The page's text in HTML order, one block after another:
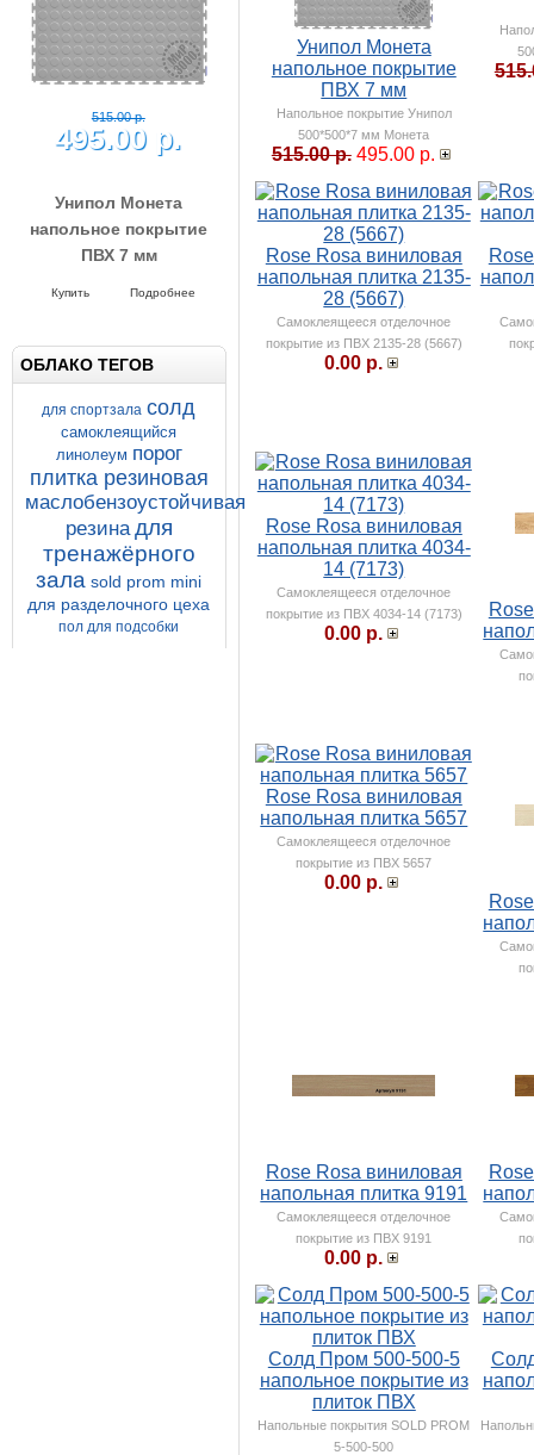
515.00 р.
495.00 р.
Унипол Монета
напольное покрытие
ПВХ 7 мм
500*500*7 мм Монета
Купить Подробнее
ОБЛАКО ТЕГОВ
для спортзала cолд
самоклеящийся
линолеум порог
плитка резиновая
маслобензоустойчивая
резина для
тренажёрного
зала sold prom mini
для разделочного цеха
пол для подсобки
Унипол Монета
напольное покрытие
ПВХ 7 мм
Напольное покрытие Унипол
500*500*7 мм Монета
515.00 р. 495.00 р.
Rose Rosa виниловая
напольная плитка 2135-
28 (5667)
Самоклеящееся отделочное
покрытие из ПВХ 2135-28 (5667)
0.00 р.
Rose Rosa виниловая
напольная плитка 4034-
14 (7173)
Самоклеящееся отделочное
покрытие из ПВХ 4034-14 (7173)
0.00 р.
Rose Rosa виниловая
напольная плитка 5657
Самоклеящееся отделочное
покрытие из ПВХ 5657
0.00 р.
Rose Rosa виниловая
напольная плитка 9191
Самоклеящееся отделочное
покрытие из ПВХ 9191
0.00 р.
Солд Пром 500-500-5
напольное покрытие из
плиток ПВХ
Напольные покрытия SOLD PROM
5-500-500